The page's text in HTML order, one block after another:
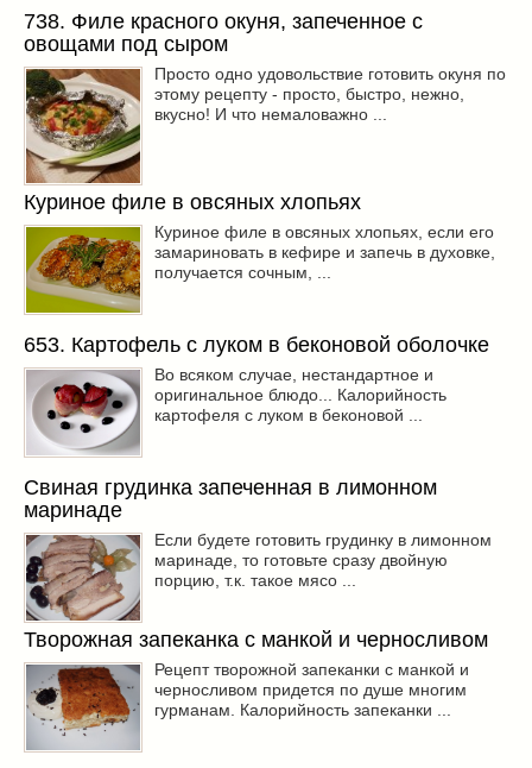
738. Филе красного окуня, запеченное с
овощами под сыром
Просто одно удовольствие готовить окуня по
этому рецепту - просто, быстро, нежно,
вкусно! И что немаловажно ...
Куриное филе в овсяных хлопьях
Куриное филе в овсяных хлопьях, если его
замариновать в кефире и запечь в духовке,
получается сочным, ...
653. Картофель с луком в беконовой оболочке
Во всяком случае, нестандартное и
оригинальное блюдо... Калорийность
картофеля с луком в беконовой ...
Свиная грудинка запеченная в лимонном
маринаде
Если будете готовить грудинку в лимонном
маринаде, то готовьте сразу двойную
порцию, т.к. такое мясо ...
Творожная запеканка с манкой и черносливом
Рецепт творожной запеканки с манкой и
черносливом придется по душе многим
гурманам. Калорийность запеканки ...